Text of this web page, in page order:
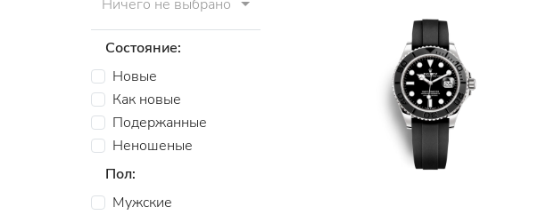
Ничего не выбрано
Состояние:
Новые
Как новые
Подержанные
Неношеные
Пол:
Мужские